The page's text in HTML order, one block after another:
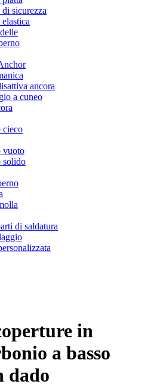
sicurezza
ancora
a cuneo
cieco
vuoto
solido
di saldatura
in
a basso
dado